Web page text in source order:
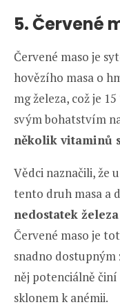
5. Červené
Červené maso je
hovězího masa o
mg železa, což je
svým bohatstvím
několik vitaminů
Vědci naznačili, že
tento druh masa a
nedostatek
Červené maso je
snadno dostupným
něj potenciálně
sklonem k anémii.